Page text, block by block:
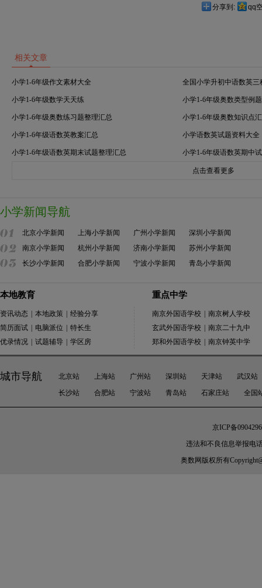
分享到: qq
相关文章
小学1-6年级作文素材大全 全国小学升初中语数英三
小学1-6年级数学天天练 小学1-6年级奥数类型例
小学1-6年级奥数练习题整理汇总 小学1-6年级奥数知识点
小学1-6年级语数英教案汇总 小学语数英试题资料大全
小学1-6年级语数英期末试题整理汇总 小学1-6年级语数英期中
点击查看更多
小学新闻导航
北京小学新闻 上海小学新闻 广州小学新闻
深圳小学新闻
南京小学新闻
杭州小学新闻 济南小学新闻
苏州小学新闻
长沙小学新闻
合肥小学新闻 宁波小学新闻 青岛小学新闻
本地教育
资讯动态 本地政策
经验分享
简历面试
电脑派位
特长生
优录情况
试题辅导 学区房
重点中学
南京外国语学校
南京树人学校
玄武外国语学校
南京二十九中
郑和外国语学校
南京钟英中学
城市导航 北京站 上海站 广州站 深圳站 天津站
武汉站
长沙站
合肥站 宁波站 青岛站 石家庄站 全国
京ICP备
违法和不良信息举报电
奥数网 版权所有